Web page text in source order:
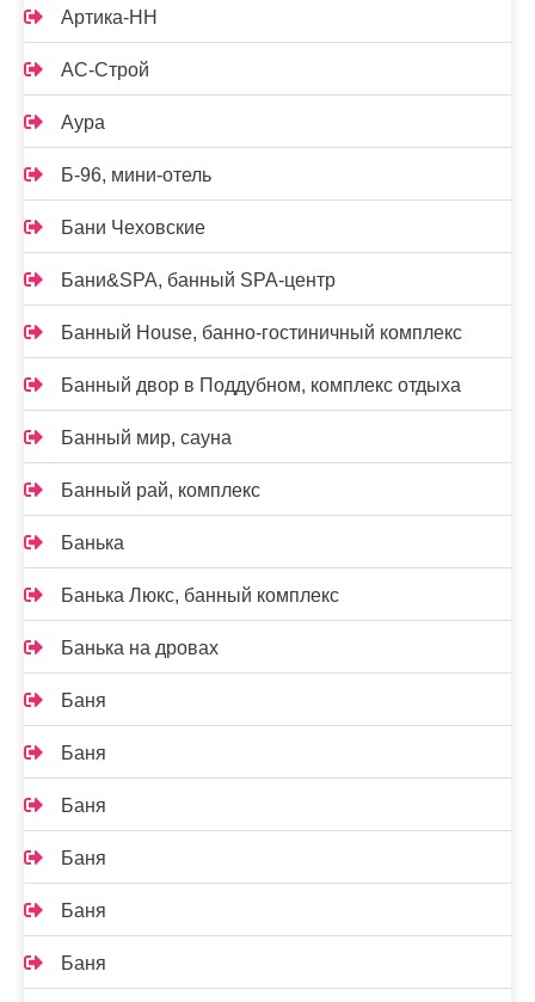
Артика-НН
АС-Строй
Аура
Б-96, мини-отель
Бани Чеховские
Бани&SPA, банный SPA-центр
Банный House, банно-гостиничный комплекс
Банный двор в Поддубном, комплекс отдыха
Банный мир, сауна
Банный рай, комплекс
Банька
Банька Люкс, банный комплекс
Банька на дровах
Баня
Баня
Баня
Баня
Баня
Баня